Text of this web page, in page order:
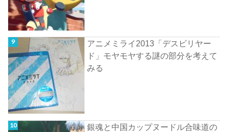
アニメミライ2013「デスビリヤー
ド」モヤモヤする謎の部分を考えて
みる
銀魂と中国カップヌードル合味道の